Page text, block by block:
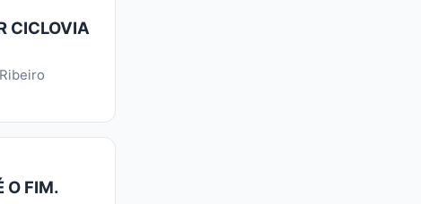
CICLOVIA
O FIM.